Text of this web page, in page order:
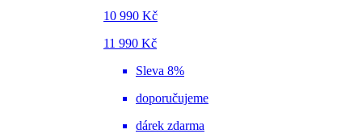
10 990 Kč
11 990 Kč
Sleva 8%
doporučujeme
dárek zdarma